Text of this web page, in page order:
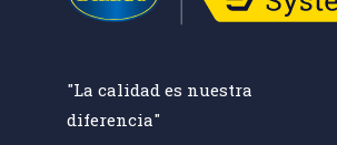
"La calidad es nuestra
diferencia"